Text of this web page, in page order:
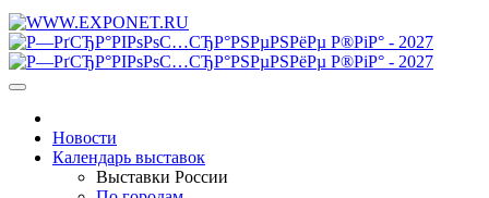
Новости
Календарь выставок
Выставки России